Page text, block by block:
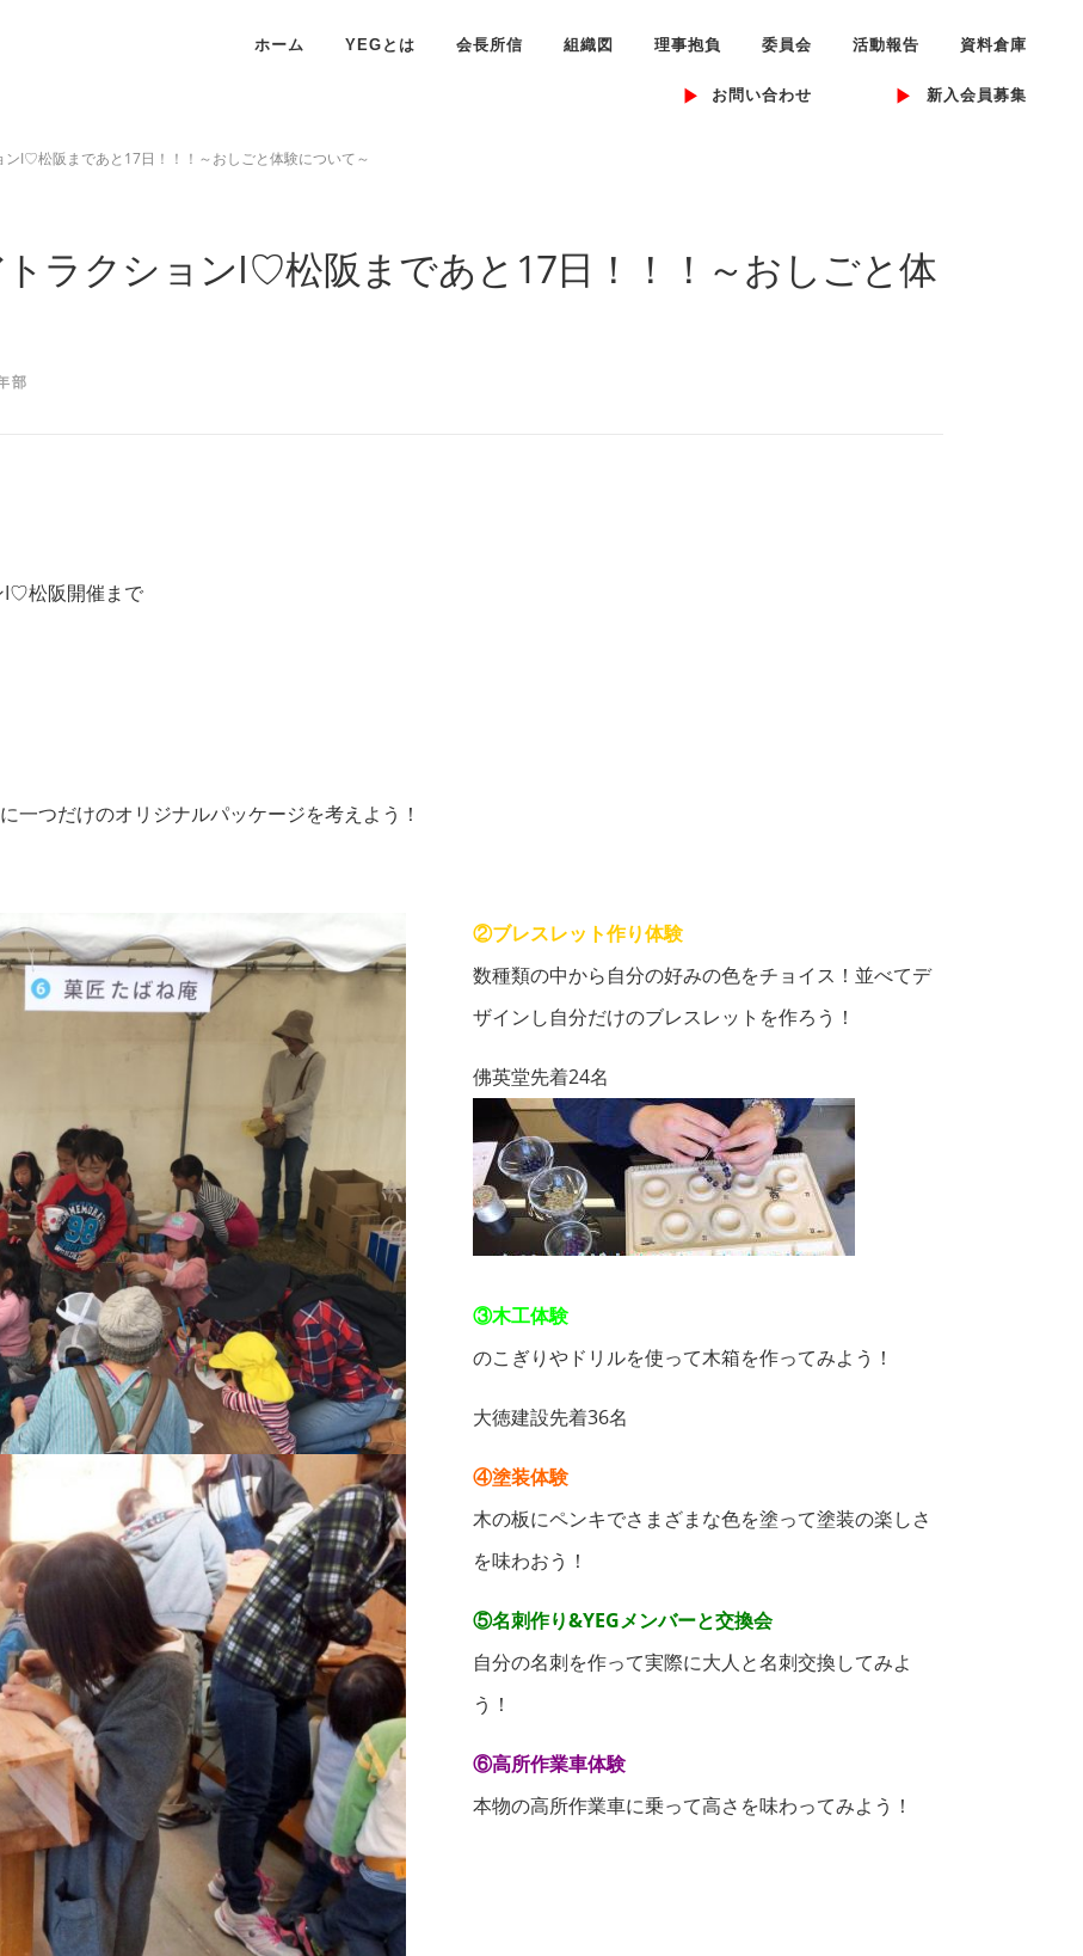
ホーム YEGとは 会長所信 組織図 理事抱負 委員会 活動報告 資料倉庫
お問い合わせ 新入会員募集
ンI♡松阪まであと17日！！！～おしごと体験について～
トラクションI♡松阪まであと17日！！！～おしごと体
部
I♡松阪開催まで
一つだけのオリジナルパッケージを考えよう！
②ブレスレット作り体験
数種類の中から自分の好みの色をチョイス！並べてデ
ザインし自分だけのブレスレットを作ろう！
佛英堂先着24名
③木工体験
のこぎりやドリルを使って木箱を作ってみよう！
大徳建設先着36名
④塗装体験
木の板にペンキでさまざまな色を塗って塗装の楽しさ
を味わおう！
⑤名刺作り&YEGメンバーと交換会
自分の名刺を作って実際に大人と名刺交換してみよ
う！
⑥高所作業車体験
本物の高所作業車に乗って高さを味わってみよう！